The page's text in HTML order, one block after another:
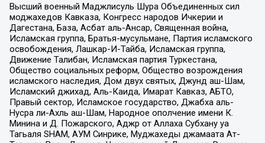
Высший военный Маджлисуль Шура Объединенных сил
моджахедов Кавказа, Конгресс народов Ичкерии и
Дагестана, База, Асбат аль-Ансар, Священная война,
Исламская группа, Братья-мусульмане, Партия исламского
освобождения, Лашкар-И-Тайба, Исламская группа,
Движение Талибан, Исламская партия Туркестана,
Общество социальных реформ, Общество возрождения
исламского наследия, Дом двух святых, Джунд аш-Шам,
Исламский джихад, Аль-Каида, Имарат Кавказ, АБТО,
Правый сектор, Исламское государство, Джабха аль-
Нусра ли-Ахль аш-Шам, Народное ополчение имени К.
Минина и Д. Пожарского, Аджр от Аллаха Субхану уа
Тагьаля SHAM, АУМ Синрике, Муджахеды джамаата Ат-